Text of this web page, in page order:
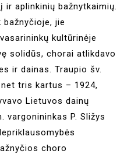
aplinkinių bažnytkaimių.
jie
kultūrinėje
solidūs, chorai atlikdavo
ir dainas. Traupio šv.
tris kartus – 1924,
Lietuvos dainų
vargonininkas P. Sližys
choro